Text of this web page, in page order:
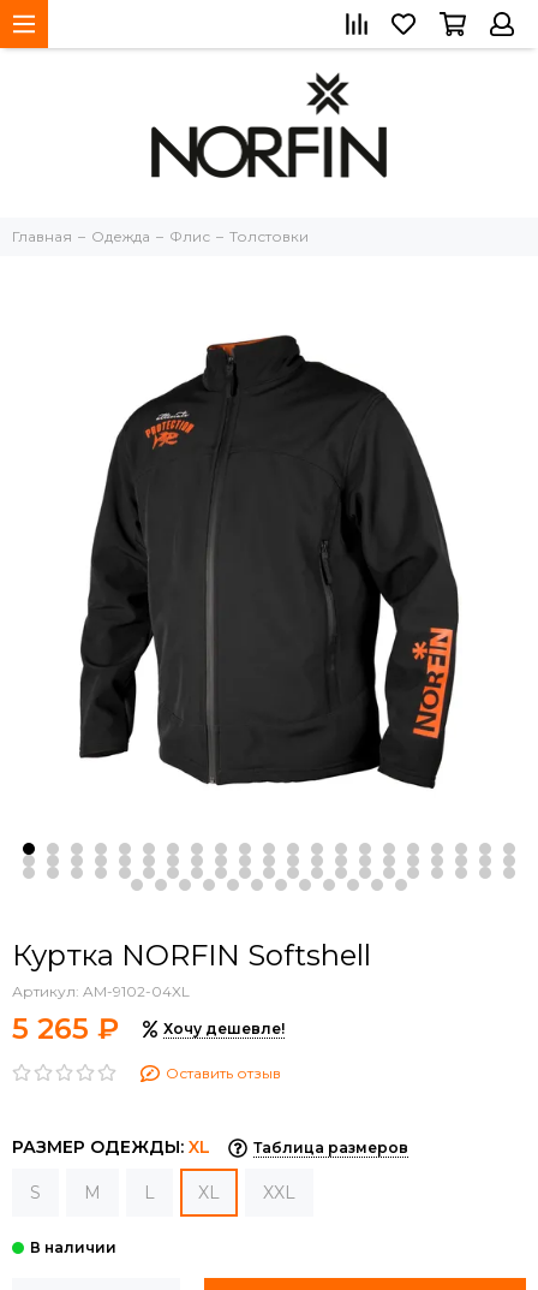
Главная Одежда Флис Толстовки
Куртка NORFIN Softshell
Артикул: AM-9102-04XL
5 265 ₽ Хочу дешевле!
Оставить отзыв
РАЗМЕР ОДЕЖДЫ: XL Таблица размеров
S M L XL XXL